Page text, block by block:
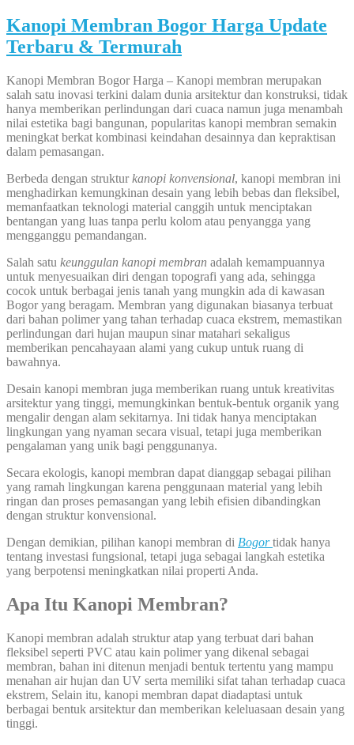
Kanopi Membran Bogor Harga Update
Terbaru & Termurah
Kanopi Membran Bogor Harga – Kanopi membran merupakan
salah satu inovasi terkini dalam dunia arsitektur dan konstruksi, tidak
hanya memberikan perlindungan dari cuaca namun juga menambah
nilai estetika bagi bangunan, popularitas kanopi membran semakin
meningkat berkat kombinasi keindahan desainnya dan kepraktisan
dalam pemasangan.
Berbeda dengan strukturkanopi konvensional, kanopi membran ini
menghadirkan kemungkinan desain yang lebih bebas dan fleksibel,
memanfaatkan teknologi material canggih untuk menciptakan
bentangan yang luas tanpa perlu kolom atau penyangga yang
mengganggu pemandangan.
Salah satu keunggulan kanopi membran adalah kemampuannya
untuk menyesuaikan diri dengan topografi yang ada, sehingga
cocok untuk berbagai jenis tanah yang mungkin ada di kawasan
Bogor yang beragam. Membran yang digunakan biasanya terbuat
dari bahan polimer yang tahan terhadap cuaca ekstrem, memastikan
perlindungan dari hujan maupun sinar matahari sekaligus
memberikan pencahayaan alami yang cukup untuk ruang di
bawahnya.
Desain kanopi membran juga memberikan ruang untuk kreativitas
arsitektur yang tinggi, memungkinkan bentuk-bentuk organik yang
mengalir dengan alam sekitarnya. Ini tidak hanya menciptakan
lingkungan yang nyaman secara visual, tetapi juga memberikan
pengalaman yang unik bagi penggunanya.
Secara ekologis, kanopi membran dapat dianggap sebagai pilihan
yang ramah lingkungan karena penggunaan material yang lebih
ringan dan proses pemasangan yang lebih efisien dibandingkan
dengan struktur konvensional.
Dengan demikian, pilihan kanopi membran di Bogor tidak hanya
tentang investasi fungsional, tetapi juga sebagai langkah estetika
yang berpotensi meningkatkan nilai properti Anda.
Apa Itu Kanopi Membran?
Kanopi membran adalah struktur atap yang terbuat dari bahan
fleksibel seperti PVC atau kain polimer yang dikenal sebagai
membran, bahan ini ditenun menjadi bentuk tertentu yang mampu
menahan air hujan dan UV serta memiliki sifat tahan terhadap cuaca
ekstrem, Selain itu, kanopi membran dapat diadaptasi untuk
berbagai bentuk arsitektur dan memberikan keleluasaan desain yang
tinggi.